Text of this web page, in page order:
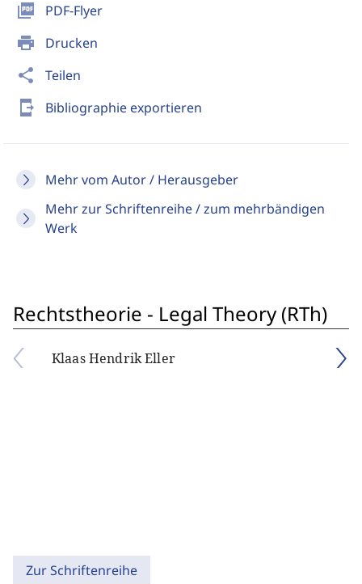
picture_as_pdf PDF-Flyer
print Drucken
share Teilen
send_to_mobile Bibliographie exportieren
Mehr vom Autor / Herausgeber
Mehr zur Schriftenreihe / zum mehrbändigen
Werk
Rechtstheorie - Legal Theory (RTh)
Klaas Hendrik Eller
Zur Schriftenreihe